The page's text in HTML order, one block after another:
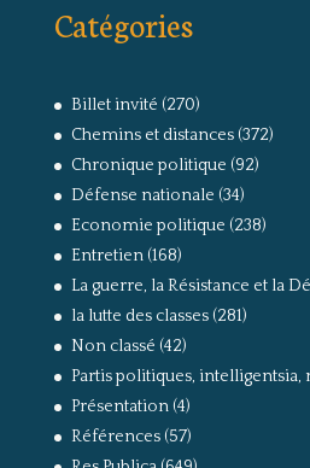
Catégories
Billet invité (270)
Chemins et distances(372)
Chronique politique (92)
Défense nationale (34)
Economie politique (238)
Entretien(168)
La guerre, la Résistance et la
la lutte des classes(281)
Non classé (42)
Partis politiques, intelligentsia,
Présentation(4)
Références(57)